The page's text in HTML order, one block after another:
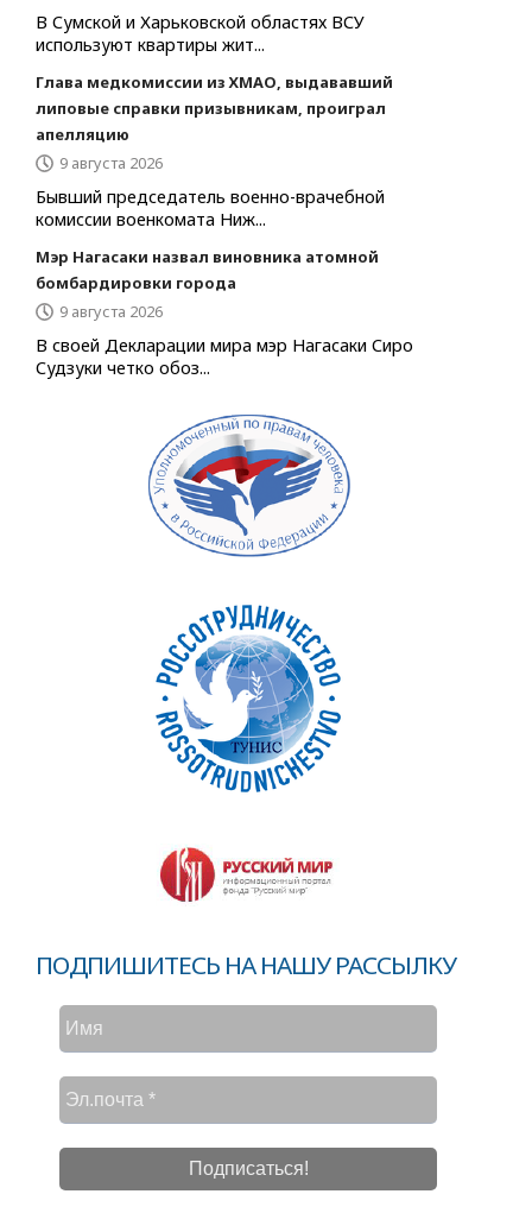
В Сумской и Харьковской областях ВСУ
используют квартиры жит...
Глава медкомиссии из ХМАО, выдававший
липовые справки призывникам, проиграл
апелляцию
9 августа 2026
Бывший председатель военно-врачебной
комиссии военкомата Ниж...
Мэр Нагасаки назвал виновника атомной
бомбардировки города
9 августа 2026
В своей Декларации мира мэр Нагасаки Сиро
Судзуки четко обоз...
ПОДПИШИТЕСЬ НА НАШУ РАССЫЛКУ